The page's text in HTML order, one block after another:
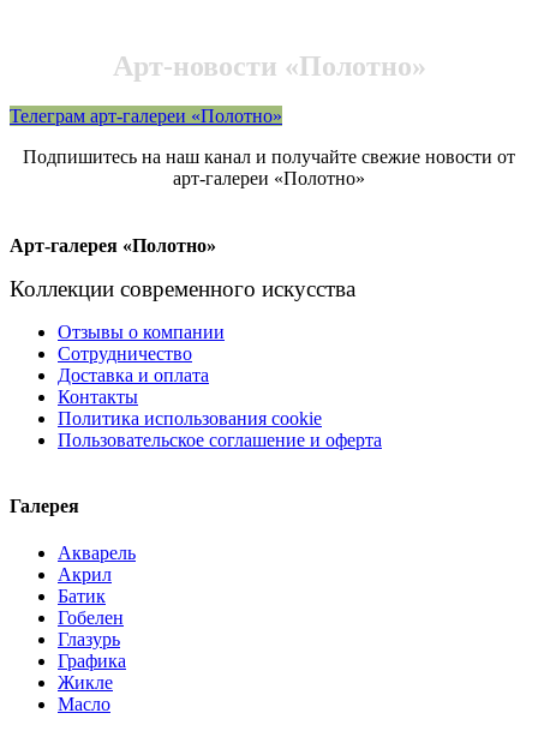
Арт-новости «Полотно»
Телеграм арт-галереи «Полотно»
Подпишитесь на наш канал и получайте свежие новости от
арт-галереи «Полотно»
Арт-галерея «Полотно»
Коллекции современного искусства
Отзывы о компании
Сотрудничество
Доставка и оплата
Контакты
Политика использования cookie
Пользовательское соглашение и оферта
Галерея
Акварель
Акрил
Батик
Гобелен
Глазурь
Графика
Жикле
Масло